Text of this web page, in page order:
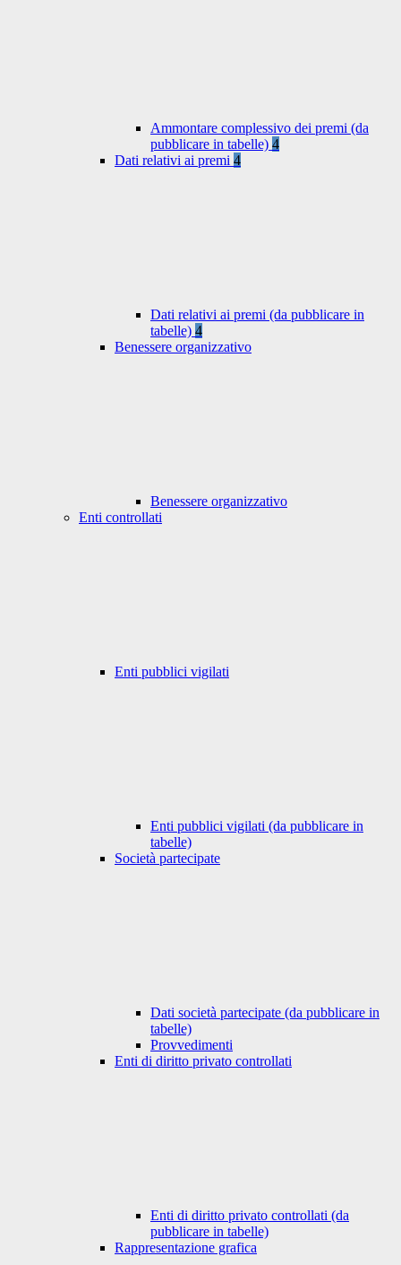
Ammontare complessivo dei premi (da
pubblicare in tabelle) 4
Dati relativi ai premi 4
Dati relativi ai premi (da pubblicare in
tabelle) 4
Benessere organizzativo
Benessere organizzativo
Enti controllati
Enti pubblici vigilati
Enti pubblici vigilati (da pubblicare in
tabelle)
Società partecipate
Dati società partecipate (da pubblicare in
tabelle)
Provvedimenti
Enti di diritto privato controllati
Enti di diritto privato controllati (da
pubblicare in tabelle)
Rappresentazione grafica